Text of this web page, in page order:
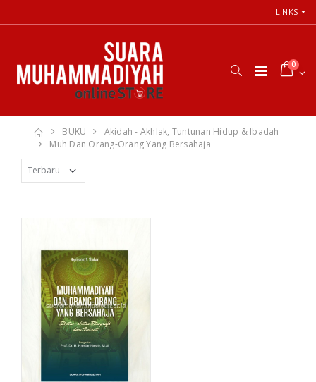
LINKS
0
BUKU
Akidah - Akhlak, Tuntunan Hidup & Ibadah
Muh Dan Orang-Orang Yang Bersahaja